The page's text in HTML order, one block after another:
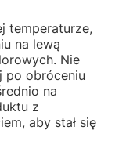
temperaturze,
na lewą
Nie
po obróceniu
na
z
aby stał się